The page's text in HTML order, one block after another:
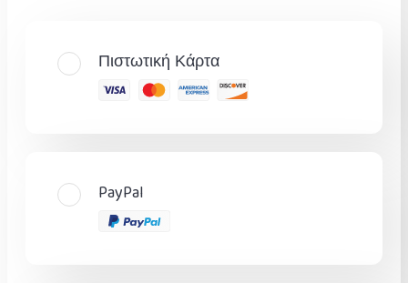
Πιστωτική Κάρτα
PayPal